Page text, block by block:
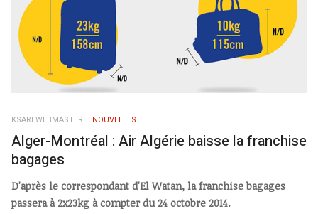
KSARI WEBMASTER NOUVELLES
Alger-Montréal : Air Algérie baisse la franchise
bagages
D'après le correspondant d'El Watan, la franchise bagages
passera à 2x23kg à compter du 24 octobre 2014.